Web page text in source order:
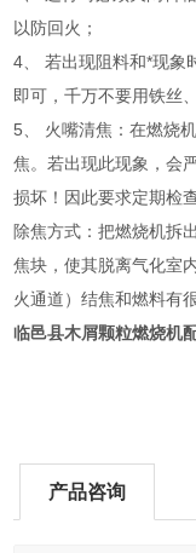
以防回火；
4、 若出现阻料和*现象
即可，千万不要用铁丝
5、 火嘴清焦：在燃烧
焦。若出现此现象，会
损坏！因此要求定期检
除焦方式：把燃烧机拆
焦块，使其脱离气化室
火通道）结焦和燃料有
临邑县木屑颗粒燃烧机
产品咨询